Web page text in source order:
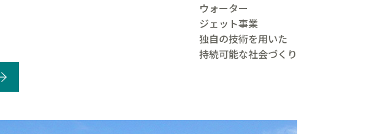
ウォーター
ジェット事業
独自の技術を用いた
持続可能な社会づくり